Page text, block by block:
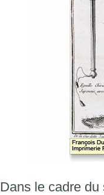
Dans le cadre du